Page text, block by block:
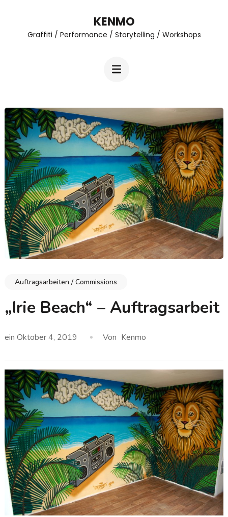
springen
KENMO
Graffiti / Performance / Storytelling / Workshops
Auftragsarbeiten / Commissions
„Irie Beach“ – Auftragsarbeit
ein Oktober 4, 2019 Von Kenmo